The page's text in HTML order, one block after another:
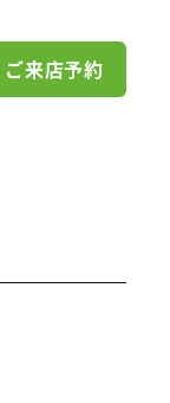
ご来店予約